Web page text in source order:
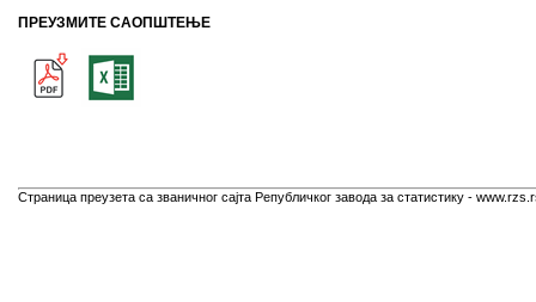
ПРЕУЗМИТЕ САОПШТЕЊЕ
Страница преузета са званичног сајта Републичког завода за статистику -